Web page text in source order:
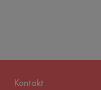
Kontakt